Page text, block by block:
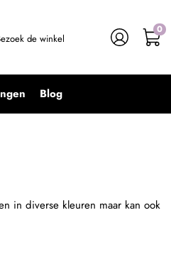
de winkel
0
Blog
+ In winkelwagen
in diverse kleuren maar kan ook